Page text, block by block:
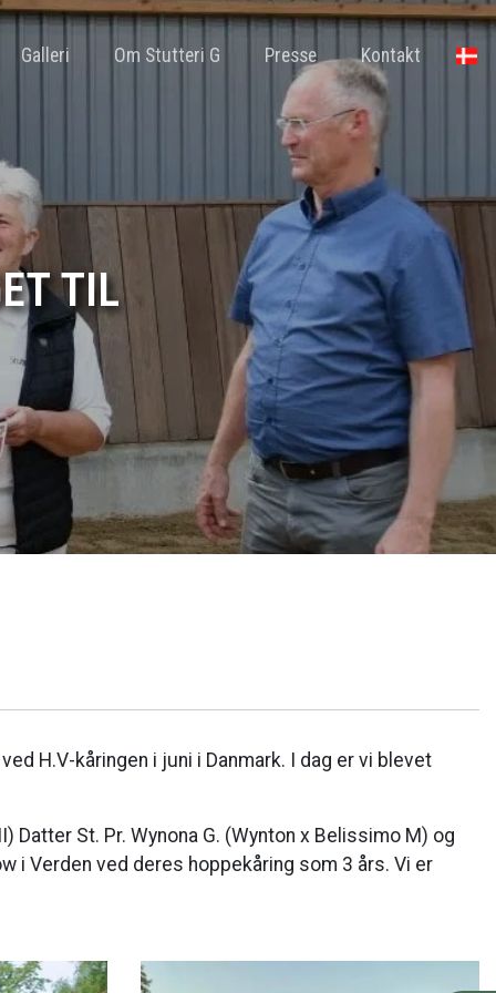
Galleri Om Stutteri G Presse Kontakt
TIL
H.V-kåringen i juni i Danmark. I dag er vi blevet
St. Pr. Wynona G. (Wynton x Belissimo M) og
i Verden ved deres hoppekåring som 3 års. Vi er